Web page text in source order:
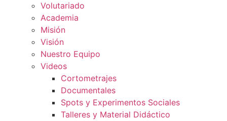
Volutariado
Academia
Misión
Visión
Nuestro Equipo
Videos
Cortometrajes
Documentales
Spots y Experimentos Sociales
Talleres y Material Didáctico